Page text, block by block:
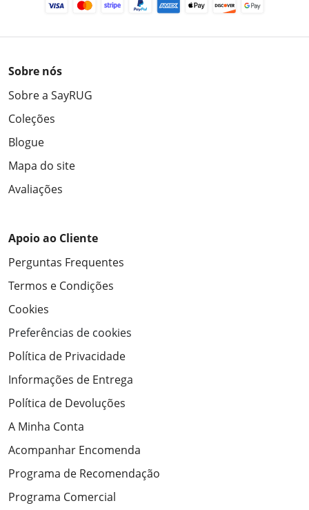
Sobre nós
Sobre a SayRUG
Coleções
Blogue
Mapa do site
Avaliações
Apoio ao Cliente
Perguntas Frequentes
Termos e Condições
Cookies
Preferências de cookies
Política de Privacidade
Informações de Entrega
Política de Devoluções
A Minha Conta
Acompanhar Encomenda
Programa de Recomendação
Programa Comercial